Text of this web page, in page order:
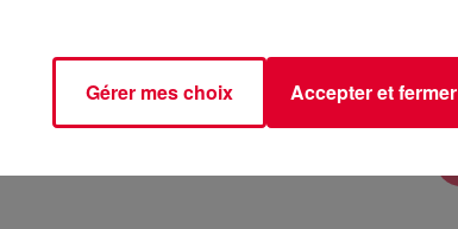
Gérer mes choix Accepter et fermer